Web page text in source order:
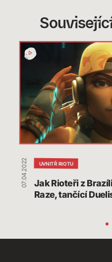
Jak
Rioteři
pomohli
vytvořit
Raze,
tančící
Duelistku...
UVNITŘ RIOTU
Jak Rioteři z
Raze, tančící
07.04.2022